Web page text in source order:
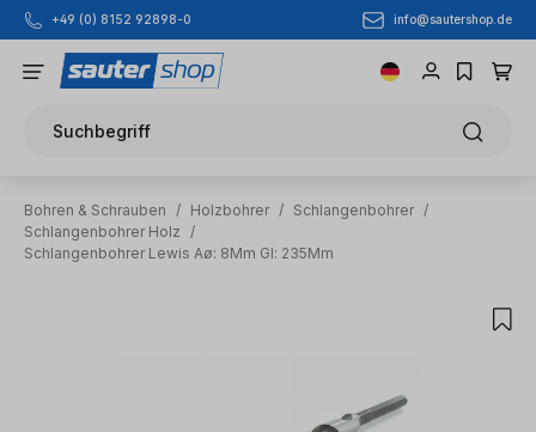
Zum Hauptinhalt springen
+49 (0) 8152 92898-0 info@sautershop.de
Suchbegriff
Bohren & Schrauben / Holzbohrer / Schlangenbohrer /
Schlangenbohrer Holz
/
Schlangenbohrer Lewis Aø: 8Mm Gl: 235Mm